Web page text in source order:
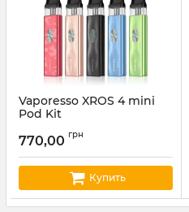
Vaporesso XROS 4 mini
Pod Kit
770,00 грн
Купить